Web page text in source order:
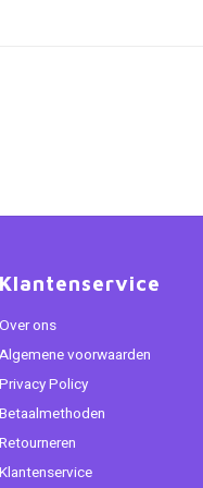
Klantenservice
Over ons
Algemene voorwaarden
Privacy Policy
Betaalmethoden
Retourneren
Klantenservice